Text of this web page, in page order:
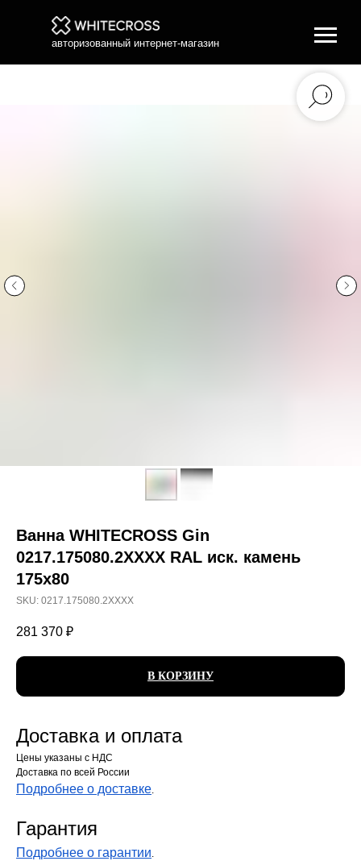
авторизованный интернет-магазин
Ванна WHITECROSS Gin
0217.175080.2XXXX RAL иск. камень
175х80
SKU: 0217.175080.2XXXX
281 370 ₽
В КОРЗИНУ
Доставка и оплата
Цены указаны с НДС
Доставка по всей России
Подробнее о доставке.
Гарантия
Подробнее о гарантии.